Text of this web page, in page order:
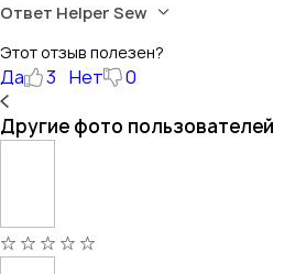
Ответ Helper Sew
Этот отзыв полезен?
Да 3 Нет 0
Другие фото пользователей